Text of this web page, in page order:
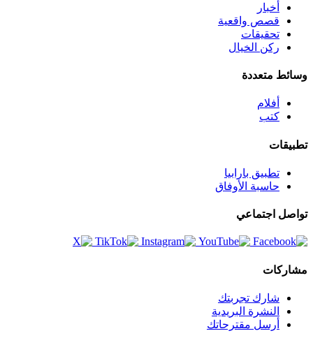
أخبار
قصص واقعية
تحقيقات
ركن الخيال
وسائط متعددة
أفلام
كتب
تطبيقات
تطبيق بارابيا
حاسبة الأوفاق
تواصل اجتماعي
مشاركات
شارك تجربتك
النشرة البريدية
أرسل مقترحاتك